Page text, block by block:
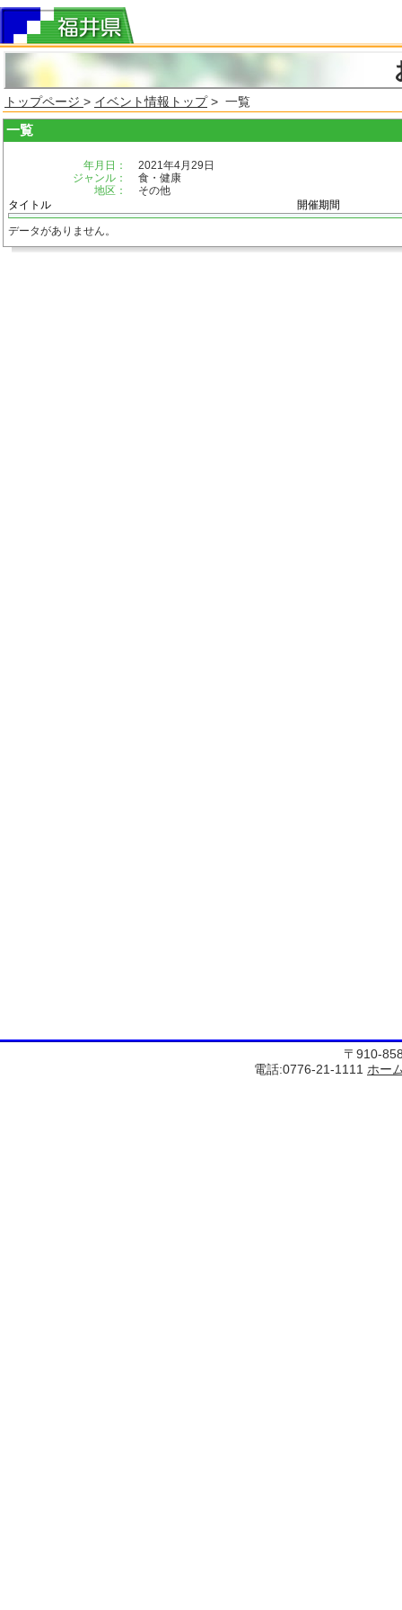
トップページ > イベント情報トップ> 一覧
一覧
年月日：
2021年4月29日
ジャンル：
食・健康
地区：
その他
タイトル
開催期間
データがありません。
〒910-
電話:0776-21-1111 ホー